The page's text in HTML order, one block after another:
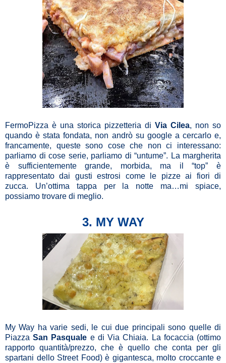
FermoPizza è una storica pizzetteria di Via Cilea, non so
quando è stata fondata, non andrò su google a cercarlo e,
francamente, queste sono cose che non ci interessano:
parliamo di cose serie, parliamo di “untume”. La margherita
è sufficientemente grande, morbida, ma il “top” è
rappresentato dai gusti estrosi come le pizze ai fiori di
zucca. Un’ottima tappa per la notte ma…mi spiace,
possiamo trovare di meglio.
3. MY WAY
My Way ha varie sedi, le cui due principali sono quelle di
PiazzaSan Pasquale e di Via Chiaia. La focaccia (ottimo
rapporto quantità/prezzo, che è quello che conta per gli
spartani dello Street Food) è gigantesca, molto croccante e